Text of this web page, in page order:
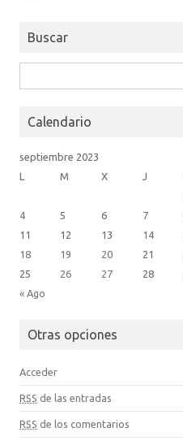
Buscar
Calendario
septiembre 2023
L
M X J
« Ago
4
5 6 7
11
12 13 14
18
19 20 21
25
26 27 28
Otras opciones
Acceder
RSS de las entradas
RSS de los comentarios